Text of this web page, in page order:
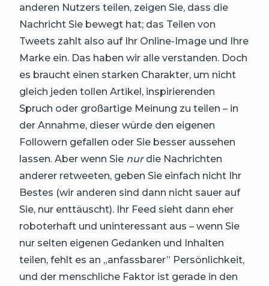
anderen Nutzers teilen, zeigen Sie, dass die
Nachricht Sie bewegt hat; das Teilen von
Tweets zahlt also auf Ihr Online-Image und Ihre
Marke ein. Das haben wir alle verstanden. Doch
es braucht einen starken Charakter, um nicht
gleich jeden tollen Artikel, inspirierenden
Spruch oder großartige Meinung zu teilen – in
der Annahme, dieser würde den eigenen
Followern gefallen oder Sie besser aussehen
lassen. Aber wenn Sie nur die Nachrichten
anderer retweeten, geben Sie einfach nicht Ihr
Bestes (wir anderen sind dann nicht sauer auf
Sie, nur enttäuscht). Ihr Feed sieht dann eher
roboterhaft und uninteressant aus – wenn Sie
nur selten eigenen Gedanken und Inhalten
teilen, fehlt es an „anfassbarer” Persönlichkeit,
und der menschliche Faktor ist gerade in den